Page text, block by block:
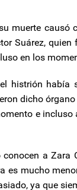
muerte causó
Suárez,
en los
histrión había
dicho
e incluso
a Zara
es mucho
ya que